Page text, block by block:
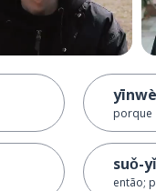
porque
suǒ-yǐ
então;